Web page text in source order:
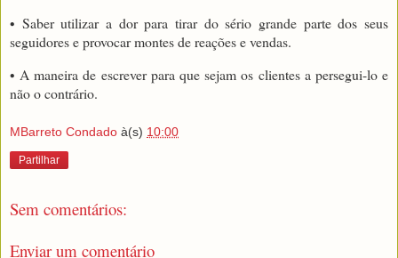
• Saber utilizar a dor para tirar do sério grande parte dos seus
seguidores e provocar montes de reações e vendas.
• A maneira de escrever para que sejam os clientes a persegui-lo e
não o contrário.
MBarreto Condado à(s) 10:00
Partilhar
Sem comentários:
Enviar um comentário